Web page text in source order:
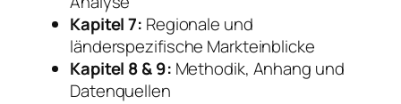
Kapitel 7: Regionale und
länderspezifische Markteinblicke
Kapitel 8 & 9: Methodik, Anhang und
Datenquellen